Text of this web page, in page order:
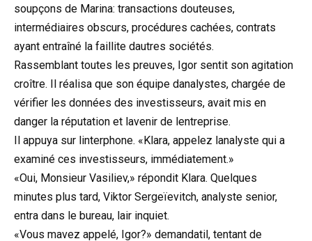
soupçons de Marina: transactions douteuses,
intermédiaires obscurs, procédures cachées, contrats
ayant entraîné la faillite dautres sociétés.
Rassemblant toutes les preuves, Igor sentit son agitation
croître. Il réalisa que son équipe danalystes, chargée de
vérifier les données des investisseurs, avait mis en
danger la réputation et lavenir de lentreprise.
Il appuya sur linterphone. «Klara, appelez lanalyste qui a
examiné ces investisseurs, immédiatement.»
«Oui, Monsieur Vasiliev,» répondit Klara. Quelques
minutes plus tard, Viktor Sergeïevitch, analyste senior,
entra dans le bureau, lair inquiet.
«Vous mavez appelé, Igor?» demandatil, tentant de